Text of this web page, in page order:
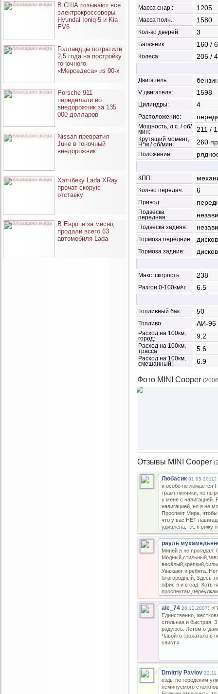
опубликовано вчера
В США отзывают все
электрокроссоверы
Hyundai Ioniq 5 и Kia
EV6
опубликовано вчера
Голландцы потратили
2,5 года на постройку
гоночного
«Мерседеса» из 90-х
опубликовано вчера
Porsche 911
переделали во
внедорожник за 135
000 долларов
опубликовано вчера
Nissan превратил
Juke в гоночный
внедорожник
опубликовано вчера
Хэтчбеку Lada XRay
прочат скорую
отставку
опубликовано вчера
В Европе за месяц
продали всего 63
автомобиля Lada
Масса снар.: 1205
Масса полн.: 1580
Кол-во дверей: 3
Багажник: 160 /
Колеса: 205 /
Двигатель:
V двигателя: 1598
Цилиндры: 4
Расположение:
Мощность, л.с. / об/
мин: 211 /
Крутящий момент,
Н*м / об/мин: 260
Положение:
КПП:
Кол-во передач: 6
Привод:
Подвеска
передняя:
Подвеска задняя:
Тормоза передние:
Тормоза задние:
Макс. скорость: 238
Разгон 0-100км/ч: 6.5
Топливный бак: 50
Топливо: АИ-95
Расход на 100км,
город: 9.2
Расход на 100км,
трасса: 5.6
Расход на 100км,
смешанный: 6.9
Фото MINI Cooper
Отзывы MINI Cooper
Любасик 31.05.2011 :
и особо не ломается !
трамплинчики, не
у меня с навигацией.
навигацией, но я не
Проспект Мира,
что у вас НЕТ
удивлена, т.к. я вижу
мойке...когда
дилерам не ездила!
Немного скрипит
решаем эту проблему
проблему.Если кто
рауль
Миней я не прогадал!
Уважают и ребята.
благородный, Здесь-
офис я и в сад. Хоть
там и сям! Лёгок
Мою,драю и слежу.
он,надёжен- В нём
Это-мой автомобиль!
Да никаких
иногда на убитых
управляемость-
ale_74 20.12.2007:
Единственно,
стильная и быстрая.
радуюсь. Летом
Чавойто грохатало в
свист.»
Dmitriy Pavlov
езды по городским
неминуемого